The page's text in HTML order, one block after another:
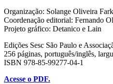
Organização: Solange Oliveira
Coordenação editorial: Fernando
Projeto gráfico: Detanico e Lain
Edições Sesc São Paulo e
256 páginas, português/inglês,
ISBN 978-85-99277-04-1
Acesse o PDF.